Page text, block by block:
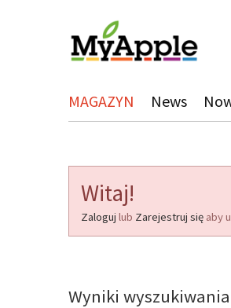
MAGAZYN News
Witaj!
Zaloguj lub Zarejestruj się aby
Wyniki wyszukiwania